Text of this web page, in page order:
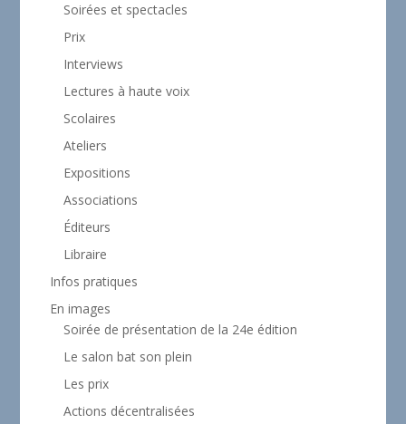
Soirées et spectacles
Prix
Interviews
Lectures à haute voix
Scolaires
Ateliers
Expositions
Associations
Éditeurs
Libraire
Infos pratiques
En images
Soirée de présentation de la 24e édition
Le salon bat son plein
Les prix
Actions décentralisées